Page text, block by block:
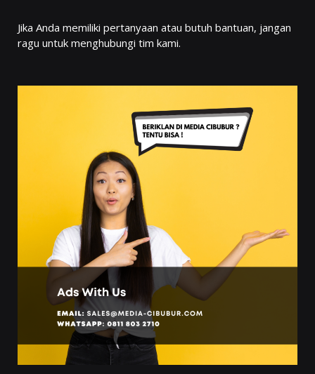
Jika Anda memiliki pertanyaan atau butuh bantuan, jangan
ragu untuk menghubungi tim kami.